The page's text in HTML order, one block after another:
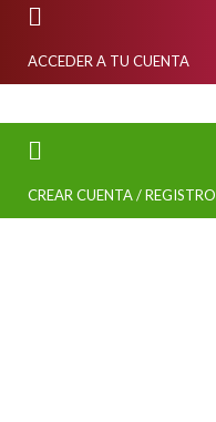
ACCEDER A TU CUENTA
CREAR CUENTA / REGISTRO